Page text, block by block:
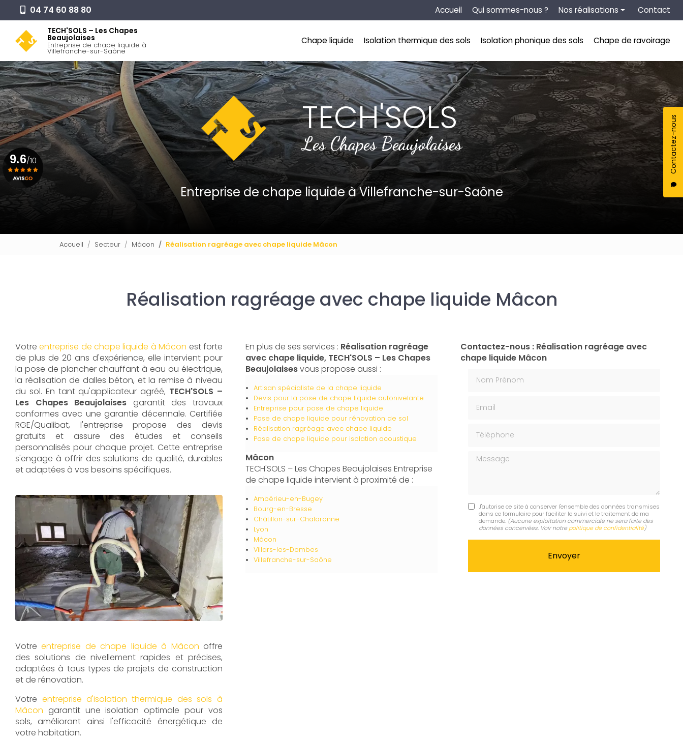
contenu
principal
04 74 60 88 80 Navigation secondaire
Accueil Qui sommes-nous ?
Nos réalisations
Isolation thermique des sols
Isolation phonique des sols
Chape de ravoirage
Contact
TECH'SOLS – Les Chapes
Beaujolaises
Entreprise de chape liquide à
Villefranche-sur-Saône
Contactez-nous
Chape liquide Isolation thermique des sols Isolation phonique des sols Chape de ravoirage
TECH'SOLS
Les Chapes Beaujolaises
Entreprise de chape liquideà Villefranche-sur-Saône
9.6/10
Voir le certificat
Accueil Secteur Mâcon Réalisation ragréage avec chape liquide Mâcon
Réalisation ragréage avec chape liquide Mâcon
Votreentreprise de chape liquide à Mâcon est forte
de plus de 20 ans d'expérience, elle intervient pour
la pose de plancher chauffant à eau ou électrique,
la réalisation de dalles béton, et la remise à niveau
du sol. En tant qu'applicateur agréé, TECH'SOLS –
Les Chapes Beaujolaises garantit des travaux
conformes avec une garantie décennale. Certifiée
RGE/Qualibat, l'entreprise propose des devis
gratuits et assure des études et conseils
personnalisés pour chaque projet. Cette entreprise
s'engage à offrir des solutions de qualité, durables
et adaptées à vos besoins spécifiques.
Votreentreprise de chape liquide à Mâcon offre
des solutions de nivellement rapides et précises,
adaptées à tous types de projets de construction
et de rénovation.
Votre entreprise d'isolation thermique des sols à
Mâcon garantit une isolation optimale pour vos
sols, améliorant ainsi l'efficacité énergétique de
votre habitation.
En plus de ses services : Réalisation ragréage
avec chape liquide, TECH'SOLS – Les Chapes
Beaujolaisesvous propose aussi :
Artisan spécialiste de la chape liquide
Devis pour la pose de chape liquide autonivelante
Entreprise pour pose de chape liquide
Pose de chape liquide pour rénovation de sol
Réalisation ragréage avec chape liquide
Pose de chape liquide pour isolation acoustique
Mâcon
TECH'SOLS – Les Chapes Beaujolaises Entreprise
de chape liquide intervient à proximité de :
Ambérieu-en-Bugey
Bourg-en-Bresse
Châtillon-sur-Chalaronne
Lyon
Mâcon
Villars-les-Dombes
Villefranche-sur-Saône
Contactez-nous : Réalisation ragréage avec
chape liquide Mâcon
Message
J'autorise ce site à conserver l'ensemble des données transmises
dans ce formulaire pour faciliter le suivi et le traitement de ma
demande. (Aucune exploitation commerciale ne sera faite des
données concervées. Voir notre politique de confidentialité)